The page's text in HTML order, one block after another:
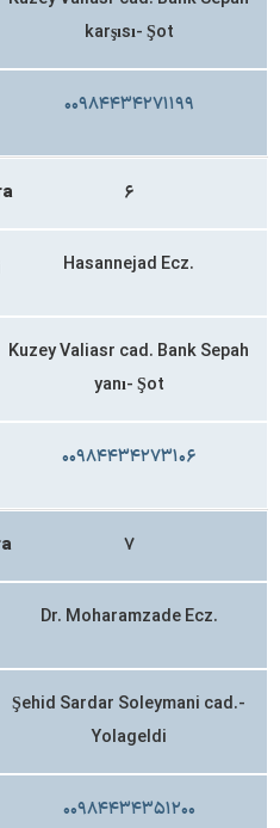
karşısı- Şot
۰۰۹۸۴۴۳۴۲۷۱۱۹۹
۶
Hasannejad Ecz.
Kuzey Valiasr cad. Bank Sepah
yanı- Şot
۰۰۹۸۴۴۳۴۲۷۳۱۰۶
۷
Dr. Moharamzade Ecz.
Şehid Sardar Soleymani cad.-
Yolageldi
۰۰۹۸۴۴۳۴۳۵۱۲۰۰